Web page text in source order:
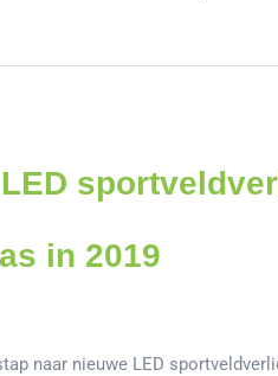
in 2019
naar nieuwe LED